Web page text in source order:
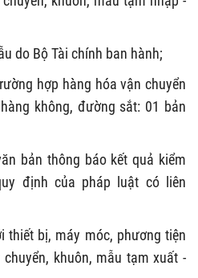
do Bộ Tài chính ban hành;
hợp hàng hóa vận chuyển
không, đường sắt: 01 bản
bản thông báo kết quả kiểm
định của pháp luật có liên
thiết bị, máy móc, phương tiện
khuôn, mẫu tạm xuất -